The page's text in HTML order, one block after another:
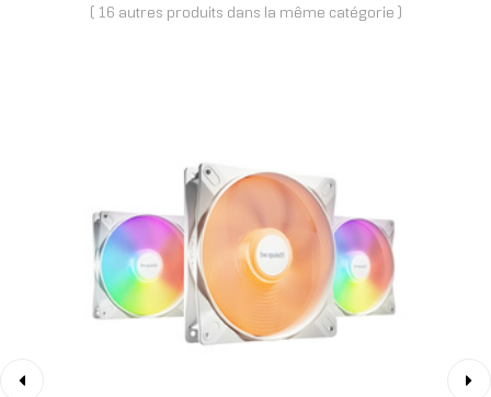
( 16 autres produits dans la même catégorie )